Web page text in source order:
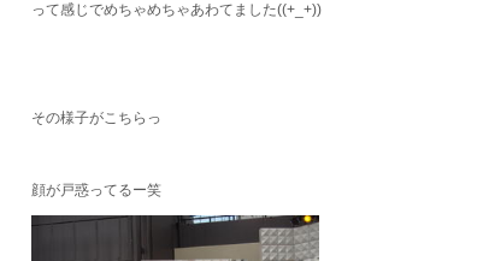
って感じでめちゃめちゃあわてました((+_+))
その様子がこちらっ
顔が戸惑ってるー笑